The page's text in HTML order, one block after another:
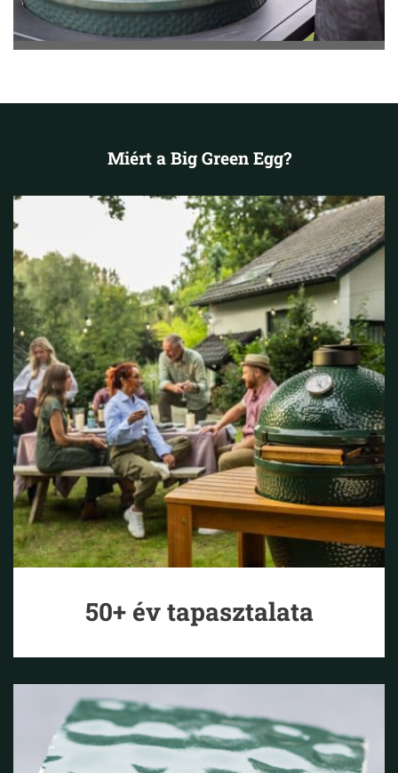
Miért a Big Green Egg?
50+ év tapasztalata